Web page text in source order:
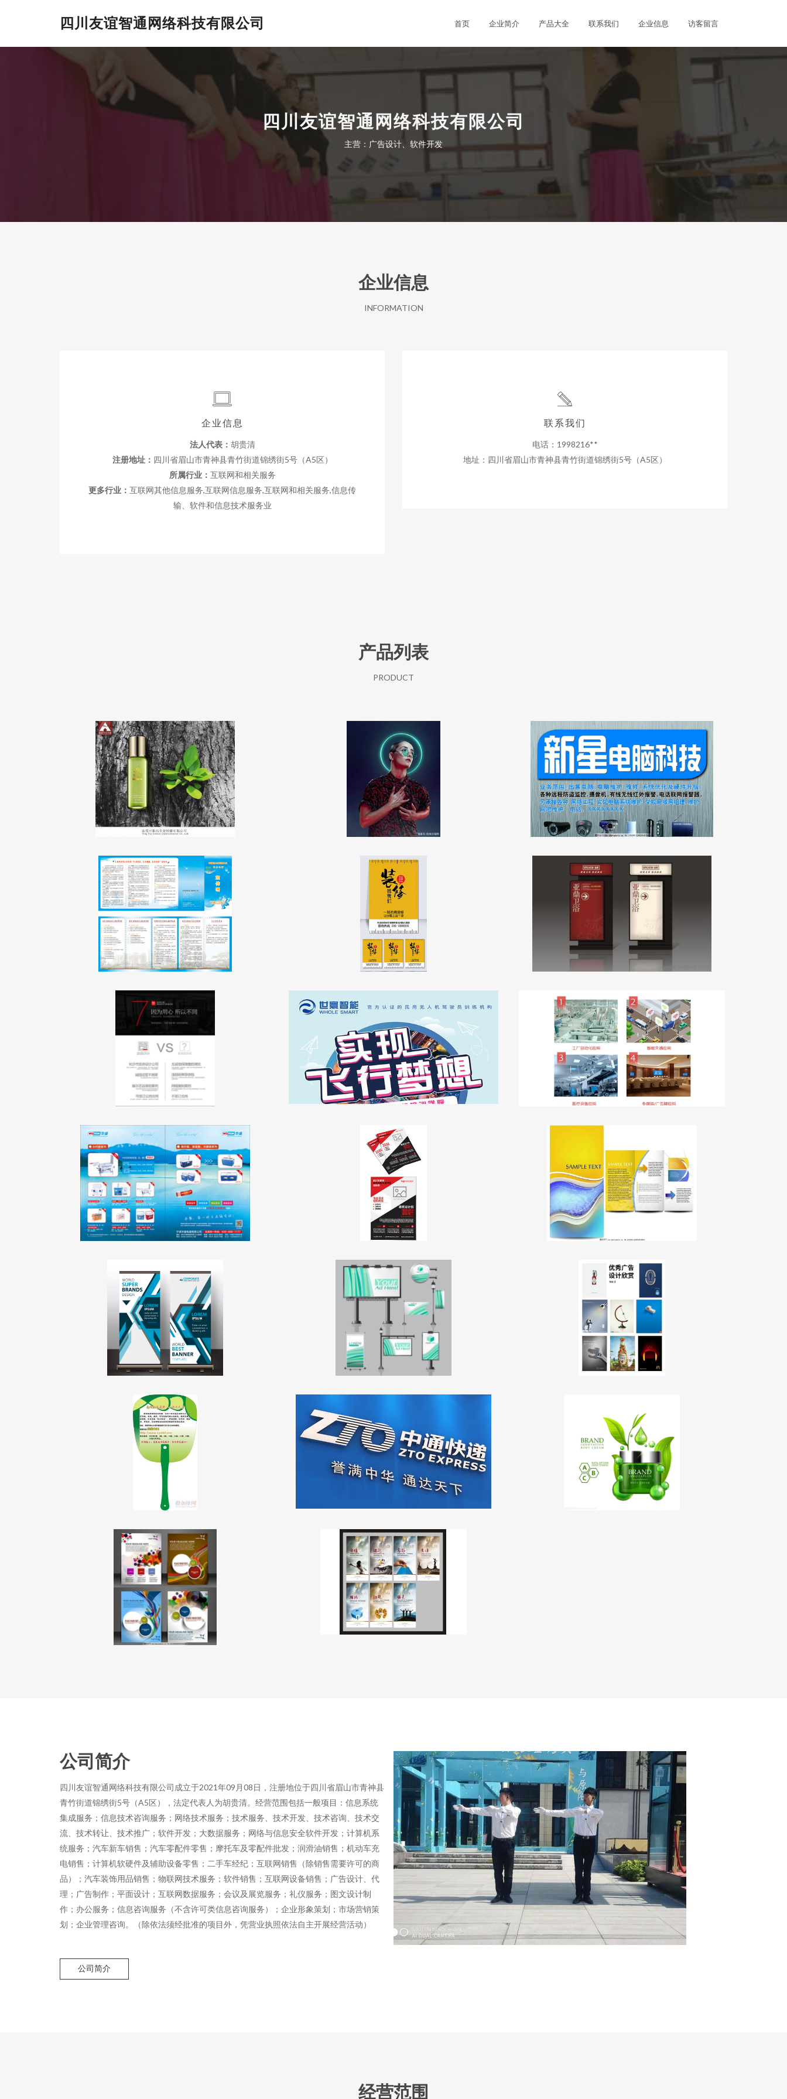
四川友谊智通网络科技有限公司 首页 企业简介 产品大全 联系我们 企业信息 访客留言
四川友谊智通网络科技有限公司
主营：广告设计、软件开发
企业信息
INFORMATION
企业信息
法人代表： 胡贵清
注册地址： 四川省眉山市青神县青竹街道锦绣街5号（A5区）
所属行业： 互联网和相关服务
更多行业： 互联网其他信息服务,互联网信息服务,互联网和相关服务,信息传
输、软件和信息技术服务业
联系我们
电话：1998216**
地址：四川省眉山市青神县青竹街道锦绣街5号（A5区）
产品列表
PRODUCT
公司简介
四川友谊智通网络科技有限公司成立于2021年09月08日，注册地位于四川省眉山市青神县
青竹街道锦绣街5号（A5区），法定代表人为胡贵清。经营范围包括一般项目：信息系统
集成服务；信息技术咨询服务；网络技术服务；技术服务、技术开发、技术咨询、技术交
流、技术转让、技术推广；软件开发；大数据服务；网络与信息安全软件开发；计算机系
统服务；汽车新车销售；汽车零配件零售；摩托车及零配件批发；润滑油销售；机动车充
电销售；计算机软硬件及辅助设备零售；二手车经纪；互联网销售（除销售需要许可的商
品）；汽车装饰用品销售；物联网技术服务；软件销售；互联网设备销售；广告设计、代
理；广告制作；平面设计；互联网数据服务；会议及展览服务；礼仪服务；图文设计制
作；办公服务；信息咨询服务（不含许可类信息咨询服务）；企业形象策划；市场营销策
划；企业管理咨询。（除依法须经批准的项目外，凭营业执照依法自主开展经营活动）
公司简介
经营范围